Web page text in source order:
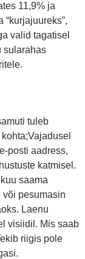
11,9% ja
valid tagatisel
sularahas
tuleb
posti aadress,
katmisel.
saama
või pesumasin
Laenu
visiidil. Mis saab
riigis pole